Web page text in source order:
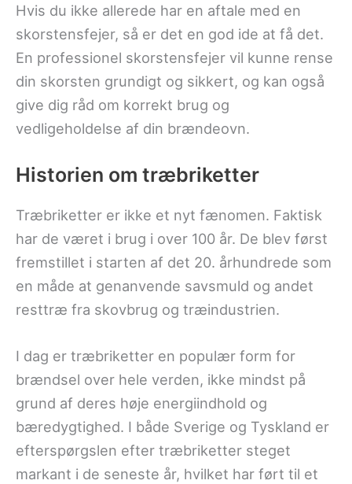
Hvis du ikke allerede har en aftale med en
skorstensfejer, så er det en god ide at få det.
En professionel skorstensfejer vil kunne rense
din skorsten grundigt og sikkert, og kan også
give dig råd om korrekt brug og
vedligeholdelse af din brændeovn.
Historien om træbriketter
Træbriketter er ikke et nyt fænomen. Faktisk
har de været i brug i over 100 år. De blev først
fremstillet i starten af det 20. århundrede som
en måde at genanvende savsmuld og andet
resttræ fra skovbrug og træindustrien.
I dag er træbriketter en populær form for
brændsel over hele verden, ikke mindst på
grund af deres høje energiindhold og
bæredygtighed. I både Sverige og Tyskland er
efterspørgslen efter træbriketter steget
markant i de seneste år, hvilket har ført til et